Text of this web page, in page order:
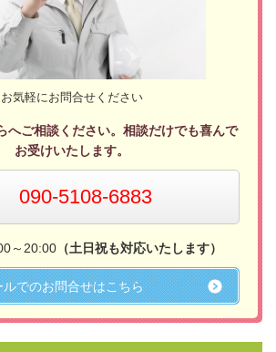
お気軽にお問合せください
へご相談ください。相談だけでも喜んで
お受けいたします。
090-5108-6883
～20:00 （土日祝も対応いたします）
ルでのお問合せはこちら